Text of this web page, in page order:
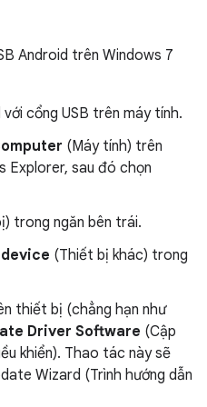
Android trên Windows 7
cổng USB trên máy tính.
(Máy tính) trên
Explorer, sau đó chọn
trong ngăn bên trái.
(Thiết bị khác) trong
thiết bị (chẳng hạn như
Driver Software (Cập
khiển). Thao tác này sẽ
Wizard (Trình hướng dẫn